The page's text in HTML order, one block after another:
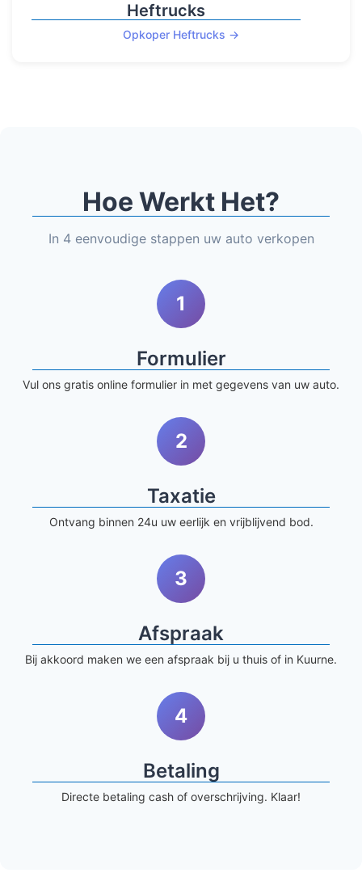
Heftrucks
Opkoper Heftrucks →
Hoe Werkt Het?
In 4 eenvoudige stappen uw auto verkopen
1
Formulier
Vul ons gratis online formulier in met gegevens van uw auto.
2
Taxatie
Ontvang binnen 24u uw eerlijk en vrijblijvend bod.
3
Afspraak
Bij akkoord maken we een afspraak bij u thuis of in Kuurne.
4
Betaling
Directe betaling cash of overschrijving. Klaar!